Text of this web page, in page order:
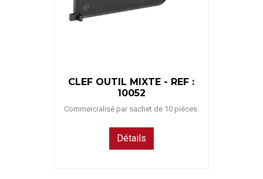
CLEF OUTIL MIXTE - REF :
10052
Commercialisé par sachet de 10 pièces.
Détails